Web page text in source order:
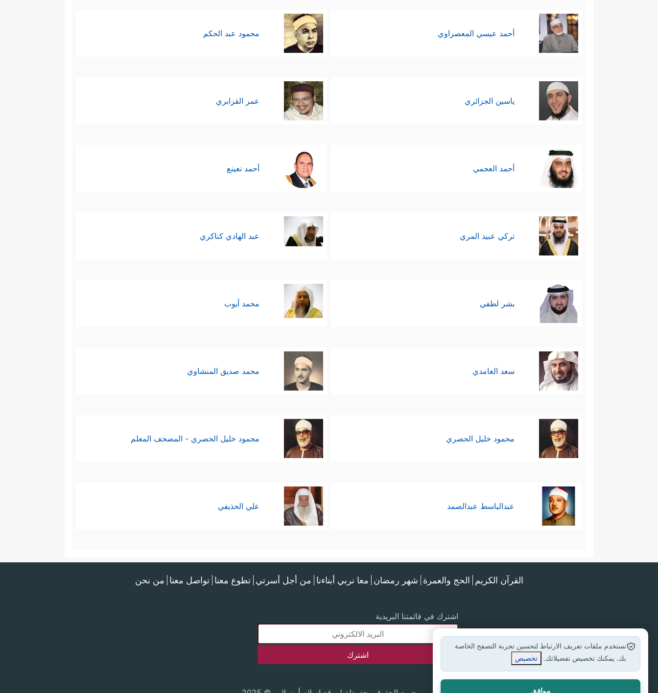
أحمد عيسي المعصراوي محمود عبد الحكم
ياسين الجزائري عمر القزابري
أحمد العجمي أحمد نعينع
تركي عبيد المري عبد الهادي كناكري
بشر لطفي محمد أيوب
سعد الغامدي محمد صديق المنشاوي
محمود خليل الحصري محمود خليل الحصري - المصحف المعلم
عبدالباسط عبدالصمد علي الحذيفي
القرآن الكريم الحج والعمرة شهر رمضان معا نربي أبناءنا من أجل أسرتي تطوع معنا تواصل معنا من نحن
اشترك في قائمتنا البريدية
نستخدم ملفات تعريف الارتباط لتحسين تجربة التصفح الخاصة
بك. يمكنك تخصيص تفضيلاتك.
تخصيص
موافق